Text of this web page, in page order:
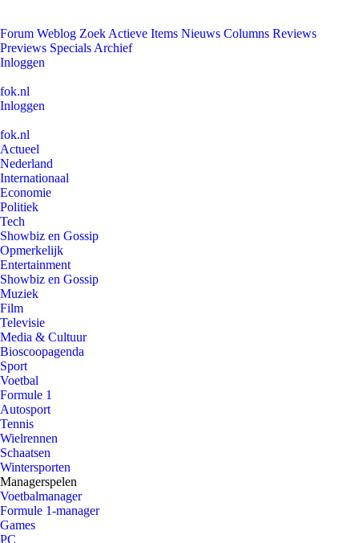
Forum Weblog Zoek Actieve Items Nieuws Columns Reviews
Previews Specials Archief
Inloggen
fok.nl
Inloggen
fok.nl
Actueel
Nederland
Internationaal
Economie
Politiek
Tech
Showbiz en Gossip
Opmerkelijk
Entertainment
Showbiz en Gossip
Muziek
Film
Televisie
Media & Cultuur
Bioscoopagenda
Sport
Voetbal
Formule 1
Autosport
Tennis
Wielrennen
Schaatsen
Wintersporten
Managerspelen
Voetbalmanager
Formule 1-manager
Games
PC